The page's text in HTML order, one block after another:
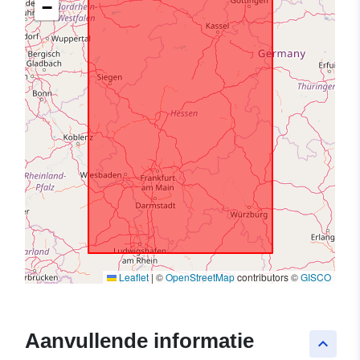
−
Leaflet | ©OpenStreetMapcontributors ©GISCO
keyboard_arrow_up
Aanvullende informatie